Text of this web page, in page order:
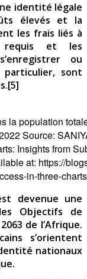
identité légale
élevés et la
les frais liés à
requis et les
ou
sont
la population
Source:
Insights from
at: https://
in-three-
devenue une
Objectifs de
de l’Afrique.
s’orientent
nationaux